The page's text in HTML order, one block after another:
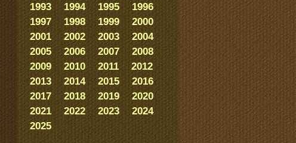
1993 1994 1995
1996
1997
1998 1999
2000
2001
2002 2003
2004
2005
2006 2007
2008
2009
2010 2011
2012
2013
2014 2015
2016
2017
2018 2019
2020
2021
2022 2023
2024
2025